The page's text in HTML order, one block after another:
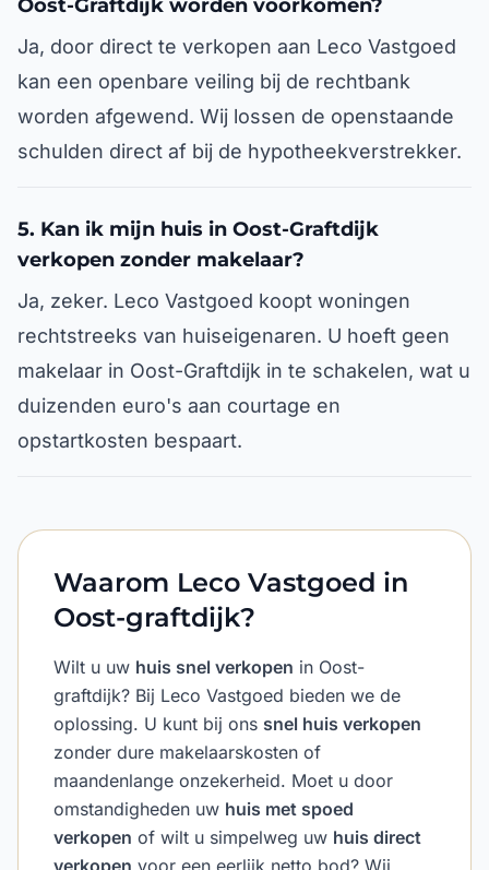
Oost-Graftdijk worden voorkomen?
Ja, door direct te verkopen aan Leco Vastgoed
kan een openbare veiling bij de rechtbank
worden afgewend. Wij lossen de openstaande
schulden direct af bij de hypotheekverstrekker.
5. Kan ik mijn huis in Oost-Graftdijk
verkopen zonder makelaar?
Ja, zeker. Leco Vastgoed koopt woningen
rechtstreeks van huiseigenaren. U hoeft geen
makelaar in Oost-Graftdijk in te schakelen, wat u
duizenden euro's aan courtage en
opstartkosten bespaart.
Waarom Leco Vastgoed in
Oost-graftdijk?
Wilt u uw huis snel verkopen in Oost-
graftdijk? Bij Leco Vastgoed bieden we de
oplossing. U kunt bij ons snel huis verkopen
zonder dure makelaarskosten of
maandenlange onzekerheid. Moet u door
omstandigheden uw huis met spoed
verkopen of wilt u simpelweg uw huis direct
verkopen voor een eerlijk netto bod? Wij